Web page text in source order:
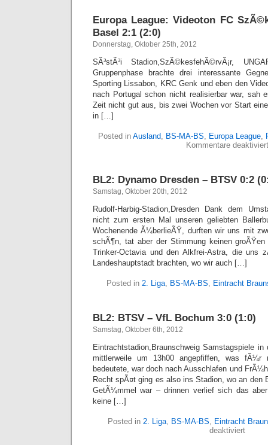
Europa League: Videoton FC
Basel 2:1 (2:0)
Donnerstag, Oktober 25th, 2012
SÃ³stÃ³i Stadion,SzÃ©kesfehÃ©rvÃ¡r,
Gruppenphase brachte drei interessante
Sporting Lissabon, KRC Genk und eben den
nach Portugal schon nicht realisierbar war, sah
Zeit nicht gut aus, bis zwei Wochen vor Start
in […]
Posted in Ausland, BS-MA-BS, Europa League,
Kommentare deaktiviert
BL2: Dynamo Dresden – BTSV 0:2
Samstag, Oktober 20th, 2012
Rudolf-Harbig-Stadion,Dresden Dank dem
nicht zum ersten Mal unseren geliebten
Wochenende Ã¼berlieÃŸ, durften wir uns mit
schÃ¶n, tat aber der Stimmung keinen
Trinker-Octavia und den Alkfrei-Astra, die uns
Landeshauptstadt brachten, wo wir auch […]
Posted in 2. Liga, BS-MA-BS, Eintracht
BL2: BTSV – VfL Bochum 3:0 (1:0)
Samstag, Oktober 6th, 2012
Eintrachtstadion,Braunschweig Samstagspiele
mittlerweile um 13h00 angepfiffen, was fÃ¼r
bedeutete, war doch nach Ausschlafen und
Recht spÃ¤t ging es also ins Stadion, wo an den
GetÃ¼mmel war – drinnen verlief sich das
keine […]
Posted in 2. Liga, BS-MA-BS, Eintracht
deaktiviertfür